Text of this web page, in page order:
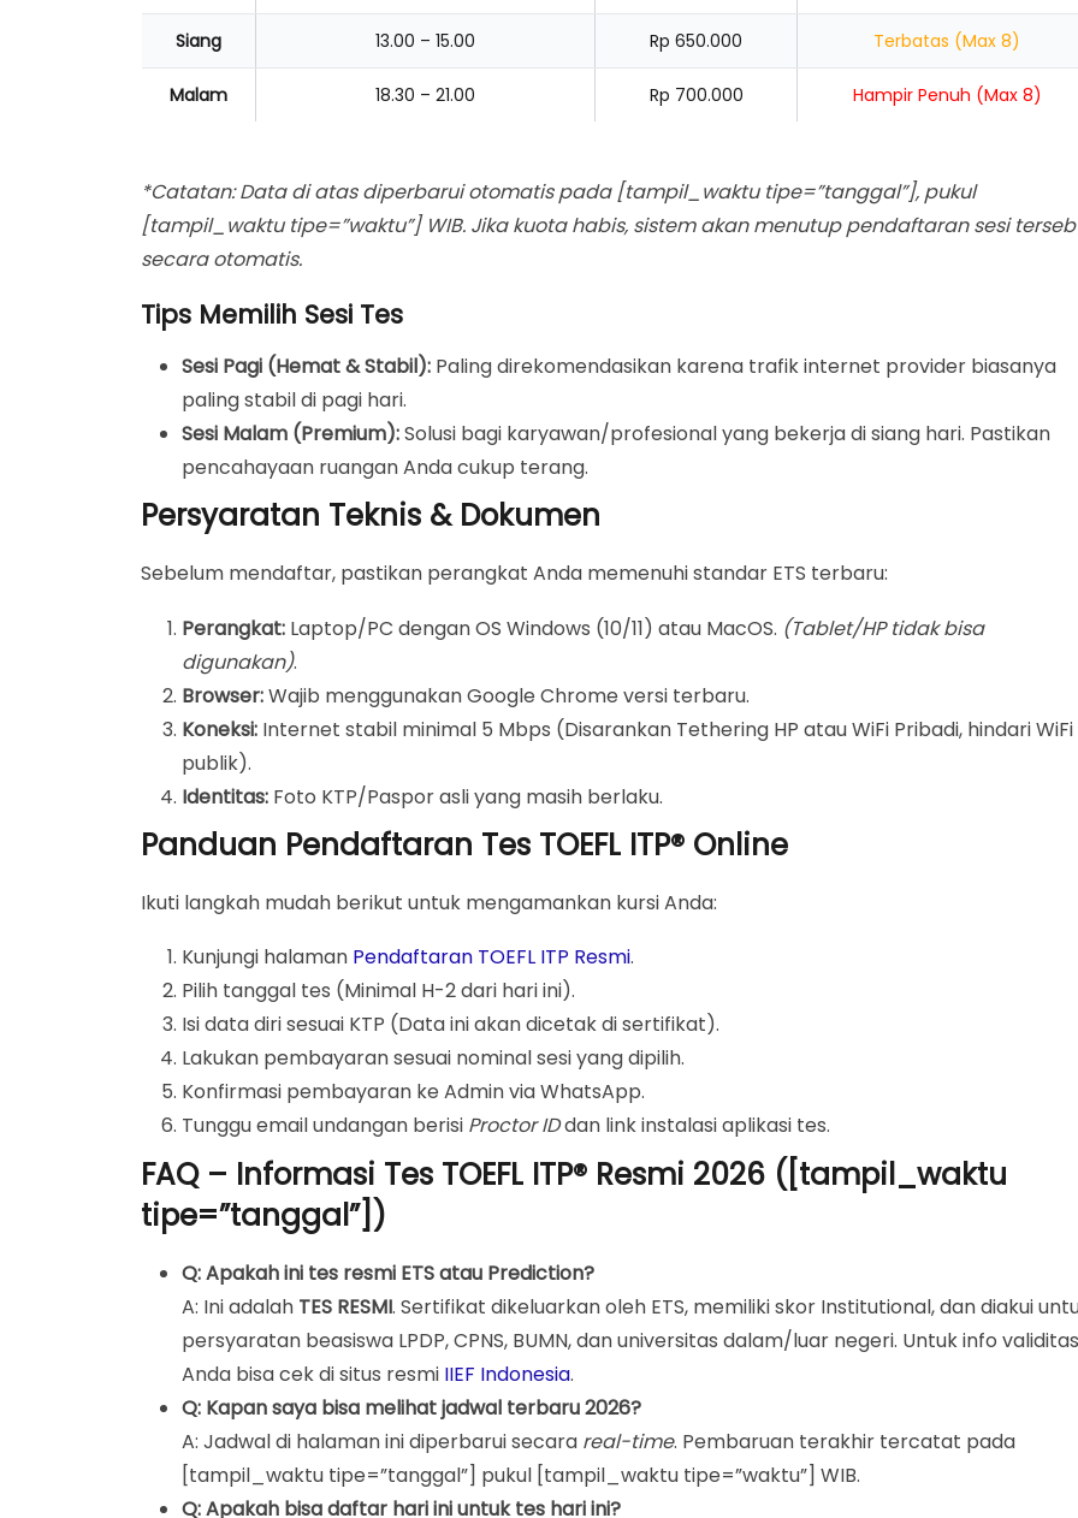
Siang 13.00 – 15.00 Rp 650.000 Terbatas (Max 8)
Malam 18.30 – 21.00 Rp 700.000 Hampir Penuh (Max 8)
*Catatan: Data di atas diperbarui otomatis pada [tampil_waktu tipe=”tanggal”], pukul
[tampil_waktu tipe=”waktu”] WIB. Jika kuota habis, sistem akan menutup pendaftaran sesi
secara otomatis.
Tips Memilih Sesi Tes
Sesi Pagi (Hemat & Stabil): Paling direkomendasikan karena trafik internet provider biasanya
paling stabil di pagi hari.
Sesi Malam (Premium):Solusi bagi karyawan/profesional yang bekerja di siang hari. Pastikan
pencahayaan ruangan Anda cukup terang.
Persyaratan Teknis & Dokumen
Sebelum mendaftar, pastikan perangkat Anda memenuhi standar ETS terbaru:
Perangkat: Laptop/PC dengan OS Windows (10/11) atau MacOS. (Tablet/HP tidak bisa
digunakan).
Browser:Wajib menggunakan Google Chrome versi terbaru.
Koneksi: Internet stabil minimal 5 Mbps (Disarankan Tethering HP atau WiFi Pribadi, hindari WiFi
publik).
Identitas: Foto KTP/Paspor asli yang masih berlaku.
Panduan Pendaftaran Tes TOEFL ITP® Online
Ikuti langkah mudah berikut untuk mengamankan kursi Anda:
Kunjungi halaman Pendaftaran TOEFL ITP Resmi.
Pilih tanggal tes (Minimal H-2 dari hari ini).
Isi data diri sesuai KTP (Data ini akan dicetak di sertifikat).
Lakukan pembayaran sesuai nominal sesi yang dipilih.
Konfirmasi pembayaran ke Admin via WhatsApp.
Tunggu email undangan berisi Proctor IDdan link instalasi aplikasi tes.
FAQ – Informasi Tes TOEFL ITP® Resmi 2026 ([tampil_waktu
tipe=”tanggal”])
Q: Apakah ini tes resmi ETS atau Prediction?
A: Ini adalah TES RESMI. Sertifikat dikeluarkan oleh ETS, memiliki skor Institutional, dan diakui
persyaratan beasiswa LPDP, CPNS, BUMN, dan universitas dalam/luar negeri. Untuk info
Anda bisa cek di situs resmi IIEF Indonesia.
Q: Kapan saya bisa melihat jadwal terbaru 2026?
A: Jadwal di halaman ini diperbarui secara real-time. Pembaruan terakhir tercatat pada
[tampil_waktu tipe=”tanggal”] pukul [tampil_waktu tipe=”waktu”] WIB.
Q: Apakah bisa daftar hari ini untuk tes hari ini?